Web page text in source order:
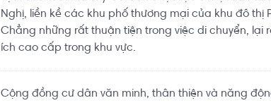
Nghị, liền kề các khu phố thương mại của khu đô thị
Chẳng những rất thuận tiện trong việc di chuyển, lại
ích cao cấp trong khu vực.
Cộng đồng cư dân văn minh, thân thiện và năng